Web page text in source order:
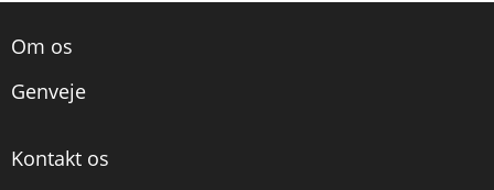
Om os
Genveje
Kontakt os